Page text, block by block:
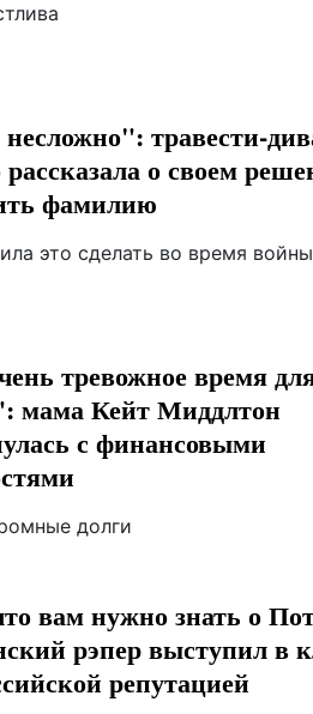
травести-
о своем
фамилию
это сделать во время войны
тревожное время
мама Кейт Миддлтон
с финансовыми
долги
вам нужно знать о
рэпер выступил в
репутацией